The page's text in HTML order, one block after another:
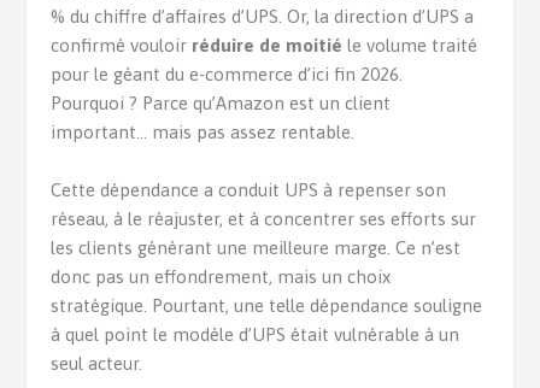
% du chiffre d’affaires d’UPS. Or, la direction d’UPS a
confirmé vouloir réduire de moitié le volume traité
pour le géant du e-commerce d’ici fin 2026.
Pourquoi ? Parce qu’Amazon est un client
important… mais pas assez rentable.
Cette dépendance a conduit UPS à repenser son
réseau, à le réajuster, et à concentrer ses efforts sur
les clients générant une meilleure marge. Ce n’est
donc pas un effondrement, mais un choix
stratégique. Pourtant, une telle dépendance souligne
à quel point le modèle d’UPS était vulnérable à un
seul acteur.